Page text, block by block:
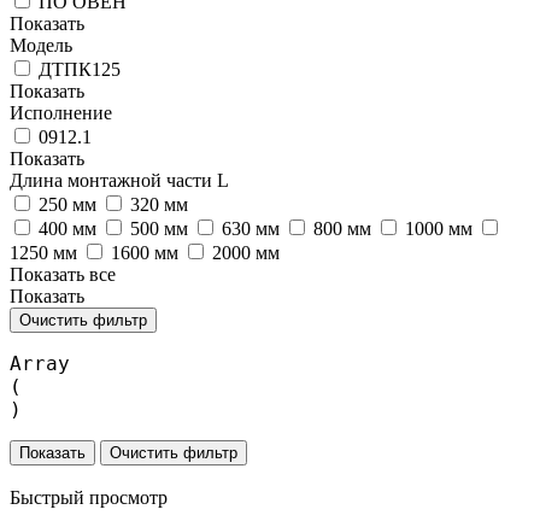
Показать
Модель
ДТПК125
Показать
Исполнение
0912.1
Показать
Длина монтажной части L
250 мм
320 мм
400 мм
500 мм 630 мм 800 мм
1000 мм
1250 мм
1600 мм
2000 мм
Показать все
Показать
Очистить фильтр
Array
(
Очистить фильтр
Быстрый просмотр